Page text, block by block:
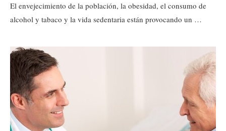
El envejecimiento de la población, la obesidad, el consumo de
alcohol y tabaco y la vida sedentaria están provocando un …